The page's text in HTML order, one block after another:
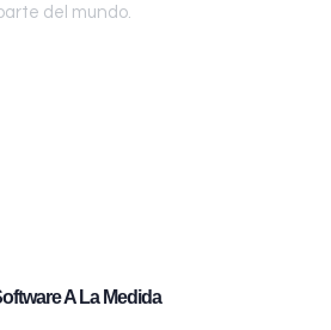
del mundo.
A La Medida